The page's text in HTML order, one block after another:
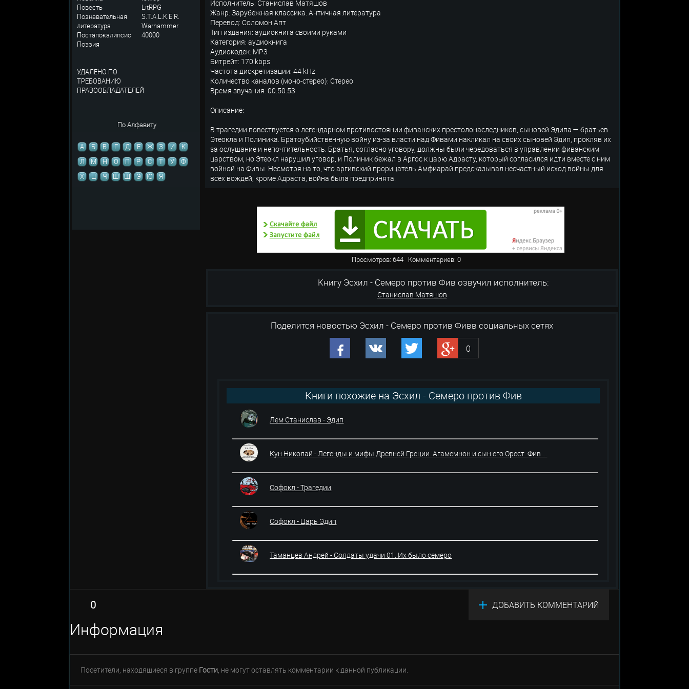
Повесть
Познавательная
литература
Постапокалипсис
Поэзия
УДАЛЕНО ПО
ТРЕБОВАНИЮ
ПРАВООБЛАДАТЕЛЕЙ
LitRPG
S.T.A.L.K.E.R.
Warhammer
40000
По Алфавиту
А Б В Г Д Е Ж З И
К
Л
М Н О П Р С Т У
Ф
Х
Ц Ч Ш Щ Э Ю Я
Исполнитель: Станислав Матяшов
Жанр: Зарубежная классика. Античная литература
Перевод: Соломон Апт
Тип издания: аудиокнига своими руками
Категория: аудиокнига
Аудиокодек: MP3
Битрейт: 170 kbps
Частота дискретизации: 44 kHz
Количество каналов (моно-стерео): Стерео
Время звучания: 00:50:53
Описание:
В трагедии повествуется о легендарном противостоянии фиванских престолонаследников, сыновей Эдипа — братьев
Этеокла и Полиника. Братоубийственную войну из-за власти над Фивами накликал на своих сыновей Эдип, прокляв их
за ослушание и непочтительность. Братья, согласно уговору, должны были чередоваться в управлении фиванским
царством, но Этеокл нарушил уговор, и Полиник бежал в Аргос к царю Адрасту, который согласился идти вместе с ним
войной на Фивы. Несмотря на то, что аргивский прорицатель Амфиарай предсказывал несчастный исход войны для
всех вождей, кроме Адраста, война была предпринята.
Просмотров: 644 Комментариев: 0
Книгу Эсхил - Семеро против Фив озвучил исполнитель:
Станислав Матяшов
Поделится новостью Эсхил - Семеро против Фивв социальных сетях
0
Книги похожие на Эсхил - Семеро против Фив
Лем Станислав - Эдип
Кун Николай - Легенды и мифы Древней Греции. Агамемнон и сын его Орест. Фив ...
Софокл - Трагедии
Софокл - Царь Эдип
Таманцев Андрей - Солдаты удачи 01. Их было семеро
0 ДОБАВИТЬ КОММЕНТАРИЙ
Информация
Посетители, находящиеся в группе Гости, не могут оставлять комментарии к данной публикации.